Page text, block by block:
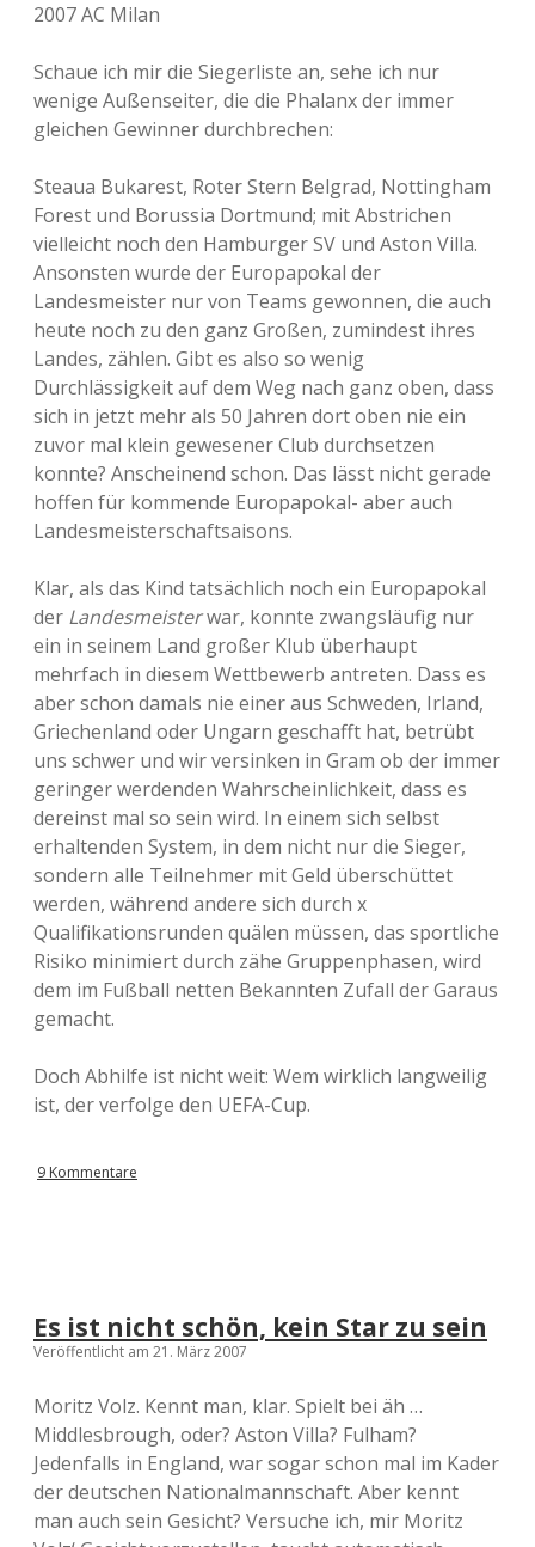
2007 AC Milan
Schaue ich mir die Siegerliste an, sehe ich nur
wenige Außenseiter, die die Phalanx der immer
gleichen Gewinner durchbrechen:
Steaua Bukarest, Roter Stern Belgrad, Nottingham
Forest und Borussia Dortmund; mit Abstrichen
vielleicht noch den Hamburger SV und Aston Villa.
Ansonsten wurde der Europapokal der
Landesmeister nur von Teams gewonnen, die auch
heute noch zu den ganz Großen, zumindest ihres
Landes, zählen. Gibt es also so wenig
Durchlässigkeit auf dem Weg nach ganz oben, dass
sich in jetzt mehr als 50 Jahren dort oben nie ein
zuvor mal klein gewesener Club durchsetzen
konnte? Anscheinend schon. Das lässt nicht gerade
hoffen für kommende Europapokal- aber auch
Landesmeisterschaftsaisons.
Klar, als das Kind tatsächlich noch ein Europapokal
der Landesmeisterwar, konnte zwangsläufig nur
ein in seinem Land großer Klub überhaupt
mehrfach in diesem Wettbewerb antreten. Dass es
aber schon damals nie einer aus Schweden, Irland,
Griechenland oder Ungarn geschafft hat, betrübt
uns schwer und wir versinken in Gram ob der immer
geringer werdenden Wahrscheinlichkeit, dass es
dereinst mal so sein wird. In einem sich selbst
erhaltenden System, in dem nicht nur die Sieger,
sondern alle Teilnehmer mit Geld überschüttet
werden, während andere sich durch x
Qualifikationsrunden quälen müssen, das sportliche
Risiko minimiert durch zähe Gruppenphasen, wird
dem im Fußball netten Bekannten Zufall der Garaus
gemacht.
Doch Abhilfe ist nicht weit: Wem wirklich langweilig
ist, der verfolge den UEFA-Cup.
9 Kommentare
Es ist nicht schön, kein Star zu sein
Veröffentlicht am 21. März 2007
Moritz Volz. Kennt man, klar. Spielt bei äh …
Middlesbrough, oder? Aston Villa? Fulham?
Jedenfalls in England, war sogar schon mal im Kader
der deutschen Nationalmannschaft. Aber kennt
man auch sein Gesicht? Versuche ich, mir Moritz